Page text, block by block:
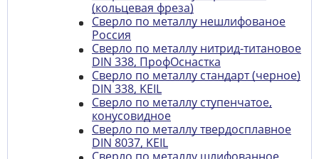
(кольцевая фреза)
Сверло по металлу нешлифованое
Россия
Сверло по металлу нитрид-титановое
DIN 338, ПрофОснастка
Сверло по металлу стандарт (черное)
DIN 338, KEIL
Сверло по металлу ступенчатое,
конусовидное
Сверло по металлу твердосплавное
DIN 8037, KEIL